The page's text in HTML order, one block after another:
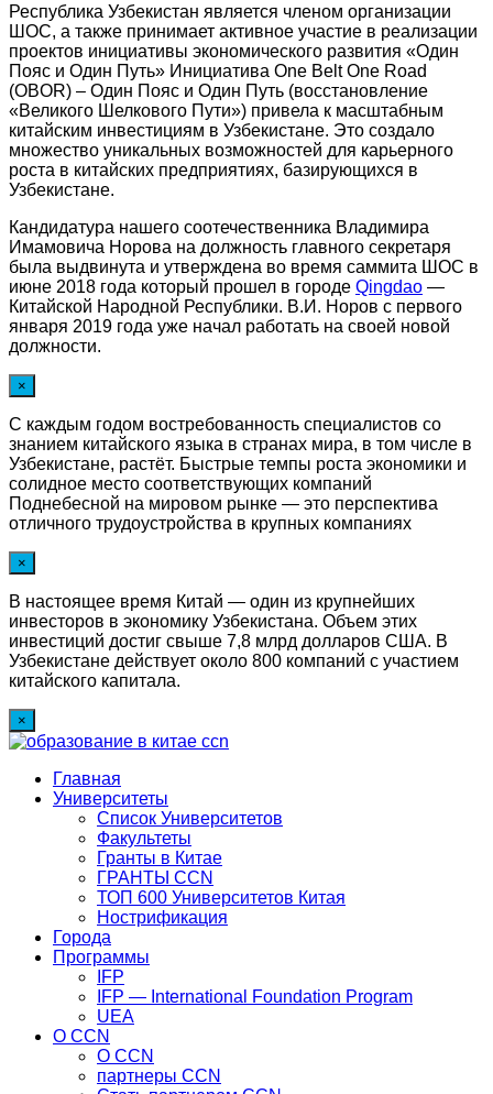
Республика Узбекистан является членом организации
ШОС, а также принимает активное участие в реализации
проектов инициативы экономического развития «Один
Пояс и Один Путь» Инициатива One Belt One Road
(OBOR) – Один Пояс и Один Путь (восстановление
«Великого Шелкового Пути») привела к масштабным
китайским инвестициям в Узбекистане. Это создало
множество уникальных возможностей для карьерного
роста в китайских предприятиях, базирующихся в
Узбекистане.
Кандидатура нашего соотечественника Владимира
Имамовича Норова на должность главного секретаря
была выдвинута и утверждена во время саммита ШОС в
июне 2018 года который прошел в городе Qingdao —
Китайской Народной Республики. В.И. Норов с первого
января 2019 года уже начал работать на своей новой
должности.
×
С каждым годом востребованность специалистов со
знанием китайского языка в странах мира, в том числе в
Узбекистане, растёт. Быстрые темпы роста экономики и
солидное место соответствующих компаний
Поднебесной на мировом рынке — это перспектива
отличного трудоустройства в крупных компаниях
×
В настоящее время Китай — один из крупнейших
инвесторов в экономику Узбекистана. Объем этих
инвестиций достиг свыше 7,8 млрд долларов США. В
Узбекистане действует около 800 компаний с участием
китайского капитала.
×
Главная
Университеты
Список Университетов
Факультеты
Гранты в Китае
ГРАНТЫ ССN
ТОП 600 Университетов Китая
Нострификация
Города
Программы
IFP
IFP — International Foundation Program
UEA
О CCN
О CCN
партнеры ССN